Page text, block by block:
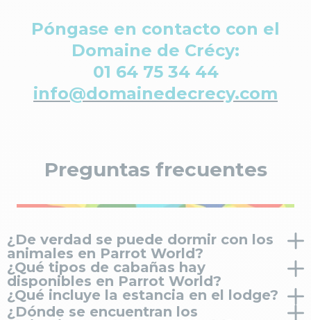
Póngase en contacto con el
Domaine de Crécy:
01 64 75 34 44
info@domainedecrecy.com
Preguntas frecuentes
¿De verdad se puede dormir con los
animales en Parrot World?
¡Sí! Parrot World ofrece alojamientos originales
situados en pleno corazón del parque zoológico para
dormir rodeado de animales. Según el alojamiento
¿Qué tipos de cabañas hay
disponibles en Parrot World?
Parrot World ofrece tres tipos de cabañas inspiradas
en la arquitectura amazónica:
¿Qué incluye la estancia en el lodge?
La estancia en el lodge incluye alojamiento
para una
¿Dónde se encuentran los